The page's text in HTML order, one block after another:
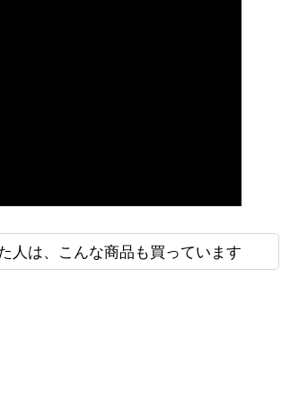
人は、こんな商品も買っています